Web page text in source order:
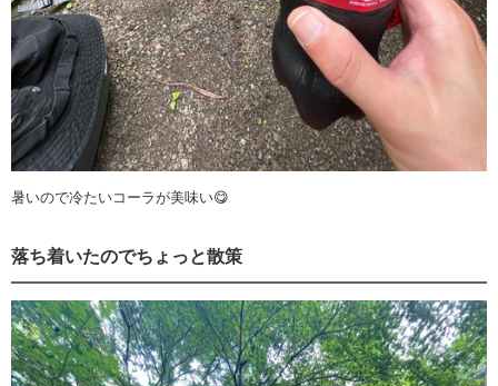
暑いので冷たいコーラが美味い😋
落ち着いたのでちょっと散策